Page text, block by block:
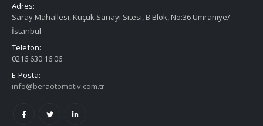
Adres:
Saray Mahallesi, Küçük Sanayi Sitesi, B Blok, No:36 Ümraniye/
İstanbul
Telefon:
0216 630 16 06
E-Posta:
info@beraotomotiv.com.tr